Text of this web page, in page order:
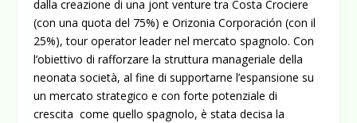
dalla creazione di una jont venture tra Costa Crociere
(con una quota del 75%) e Orizonia Corporación (con il
25%), tour operator leader nel mercato spagnolo. Con
l’obiettivo di rafforzare la struttura manageriale della
neonata società, al fine di supportarne l’espansione su
un mercato strategico e con forte potenziale di
crescita come quello spagnolo, è stata decisa la